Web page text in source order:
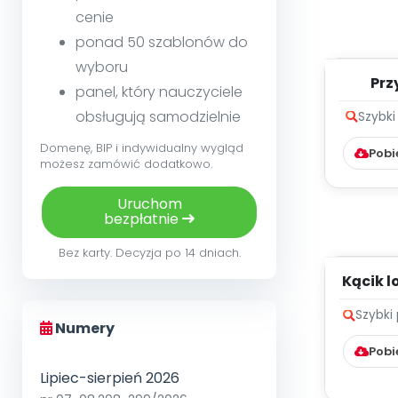
cenie
ponad 50 szablonów do
wyboru
panel, który nauczyciele
obsługują samodzielnie
Domenę, BIP i indywidualny wygląd
możesz zamówić dodatkowo.
Uruchom
bezpłatnie
Bez karty. Decyzja po 14 dniach.
Numery
Lipiec-sierpień 2026
Kącik